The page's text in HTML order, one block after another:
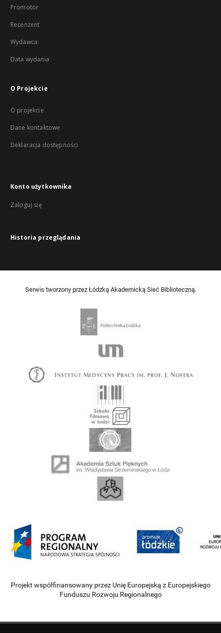
Promotor
Recenzent
Wydawca
Data wydania
O Projekcie
O projekcie
Dane kontaktowe
Deklaracja dostępności
Konto użytkownika
Zaloguj się
Historia przeglądania
Serwis tworzony przez Łódzką Akademicką Sieć Biblioteczną.
Projekt współfinansowany przez Unię Europejską z Europejskiego
Funduszu Rozwoju Regionalnego